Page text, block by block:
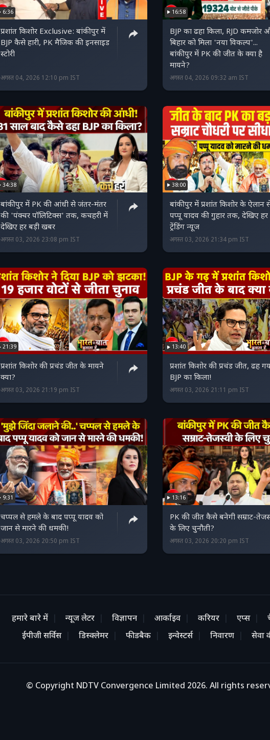
6:36
प्रशांत किशोर Exclusive: बांकीपुर में
BJP कैसे हारी, PK मैजिक की इनसाइड
स्‍टोरी
अगस्त 04, 2026 12:10 pm IST
16:58
BJP का ढहा किला, RJD कमजोर
बिहार को मिला 'नया विकल्प'...
बांकीपुर में PK की जीत के क्या है
मायने?
अगस्त 04, 2026 09:32 am IST
34:38
बांकीपुर में PK की आंधी से जंतर-मंतर
की 'पंक्‍चर पॉलिटिक्‍स' तक, कचहरी में
देखिए हर बड़ी खबर
अगस्त 03, 2026 23:08 pm IST
38:00
बांकीपुर में प्रशांत किशोर के ऐलान
पप्‍पू यादव की गुहार तक, देखिए हर
ट्रेंडिंग न्‍यूज
अगस्त 03, 2026 21:34 pm IST
21:39
प्रशांत किशोर की प्रचंड जीत के मायने
क्या?
अगस्त 03, 2026 21:19 pm IST
13:40
प्रशांत किशोर की प्रचंड जीत, ढह
BJP का किला!
अगस्त 03, 2026 21:11 pm IST
9:31
चप्पल से हमले के बाद पप्पू यादव को
जान से मारने की धमकी!
अगस्त 03, 2026 20:50 pm IST
13:16
PK की जीत कैसे बनेगी सम्राट-
के लिए चुनौती?
अगस्त 03, 2026 20:20 pm IST
हमारे बारे में न्यूज लेटर विज्ञापन आर्काइव करियर एप्स
ईपीजी सर्विस
डिस्क्लेमर फीडबैक इन्वेस्टर्स निवारण सेवा
© Copyright NDTV Convergence Limited 2026. All rights